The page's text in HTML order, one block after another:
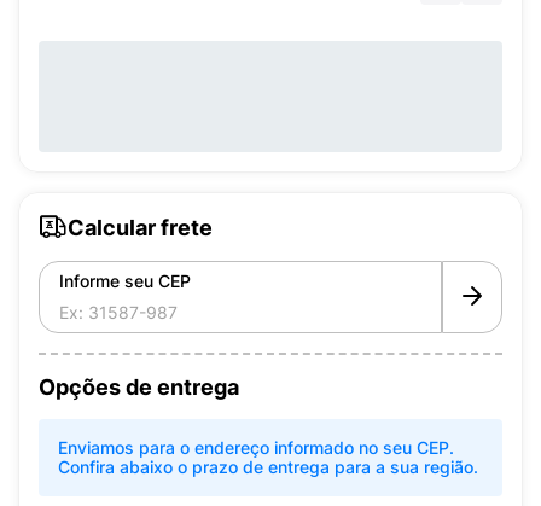
Calcular frete
Informe seu CEP
Opções de entrega
Enviamos para o endereço informado no seu CEP.
Confira abaixo o prazo de entrega para a sua região.